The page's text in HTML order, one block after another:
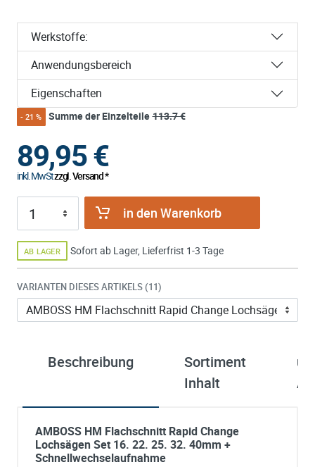
Werkstoffe:
Anwendungsbereich
Eigenschaften
- 21 % Summe der Einzelteile 113.7 €
89,95€
inkl. MwStzzgl. Versand *
in den Warenkorb
AB LAGER Sofort ab Lager, Lieferfrist 1-3 Tage
VARIANTEN DIESES ARTIKELS (11)
Beschreibung
Sortiment
Inhalt
AMBOSS HM Flachschnitt Rapid Change
Lochsägen Set 16. 22. 25. 32. 40mm +
Schnellwechselaufnahme